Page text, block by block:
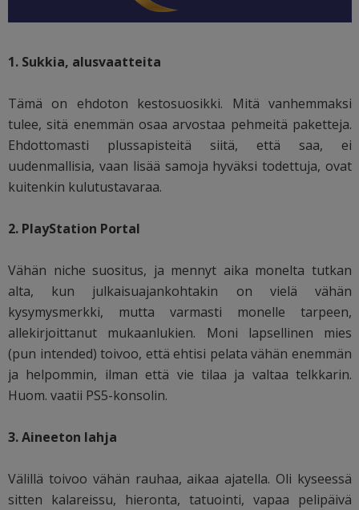
1. Sukkia, alusvaatteita
Tämä on ehdoton kestosuosikki. Mitä vanhemmaksi
tulee, sitä enemmän osaa arvostaa pehmeitä paketteja.
Ehdottomasti plussapisteitä siitä, että saa, ei
uudenmallisia, vaan lisää samoja hyväksi todettuja, ovat
kuitenkin kulutustavaraa.
2. PlayStation Portal
Vähän niche suositus, ja mennyt aika monelta tutkan
alta, kun julkaisuajankohtakin on vielä vähän
kysymysmerkki, mutta varmasti monelle tarpeen,
allekirjoittanut mukaanlukien. Moni lapsellinen mies
(pun intended) toivoo, että ehtisi pelata vähän enemmän
ja helpommin, ilman että vie tilaa ja valtaa telkkarin.
Huom. vaatii PS5-konsolin.
3. Aineeton lahja
Välillä toivoo vähän rauhaa, aikaa ajatella. Oli kyseessä
sitten kalareissu, hieronta, tatuointi, vapaa pelipäivä